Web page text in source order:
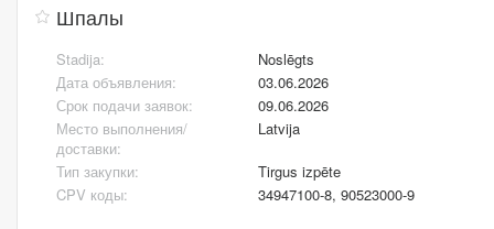
Шпалы
Stadija:
Noslēgts
Дата объявления:
03.06.2026
Срок подачи заявок:
09.06.2026
Место выполнения/
доставки:
Latvija
Тип закупки:
Tirgus izpēte
CPV коды:
34947100-8, 90523000-9